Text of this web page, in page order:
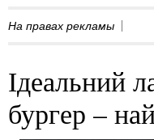
На правах рекламы
Ідеальний
бургер –